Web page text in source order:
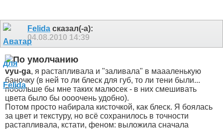
Felida сказал(-а):
04.08.2010 14:39
vyu-ga, я растапливала и "заливала" в маааленькую
баночку (в ней то ли блеск для губ, то ли тени были...
побольше бы мне таких малюсек - в них смешивать
цвета было бы оооочень удобно).
Потом просто набирала кисточкой, как блеск. Я боялась
за цвет и текстуру, но всё сохранилось в точности
растапливала, кстати, феном: выложила сначала